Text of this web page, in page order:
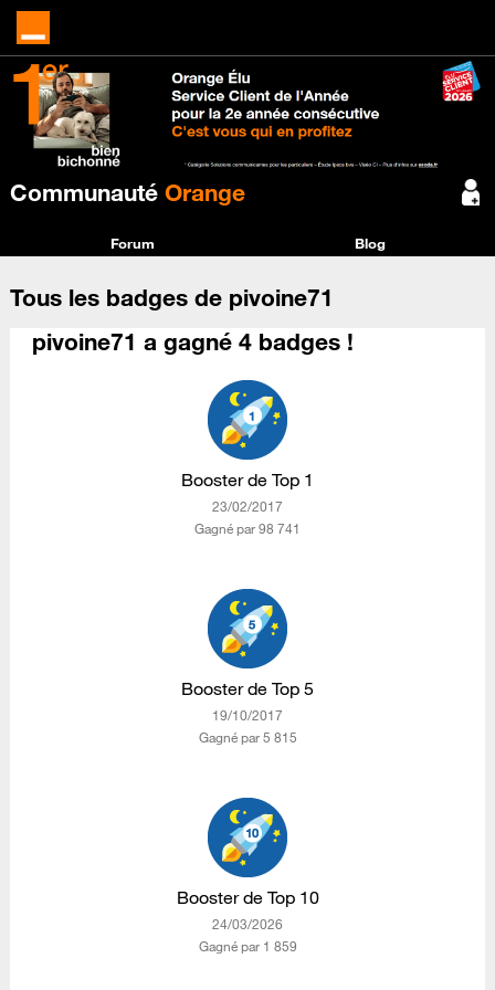
Communauté Orange
Forum Blog
Tous les badges de pivoine71
pivoine71 a gagné 4 badges !
Booster de Top 1
‎23/02/2017
Gagné par 98 741
Booster de Top 5
‎19/10/2017
Gagné par 5 815
Booster de Top 10
‎24/03/2026
Gagné par 1 859